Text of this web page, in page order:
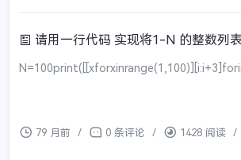
请用一行代码 实现将1-N 的整数列
79 月前 / 0 条评论 / 1428 阅读 /